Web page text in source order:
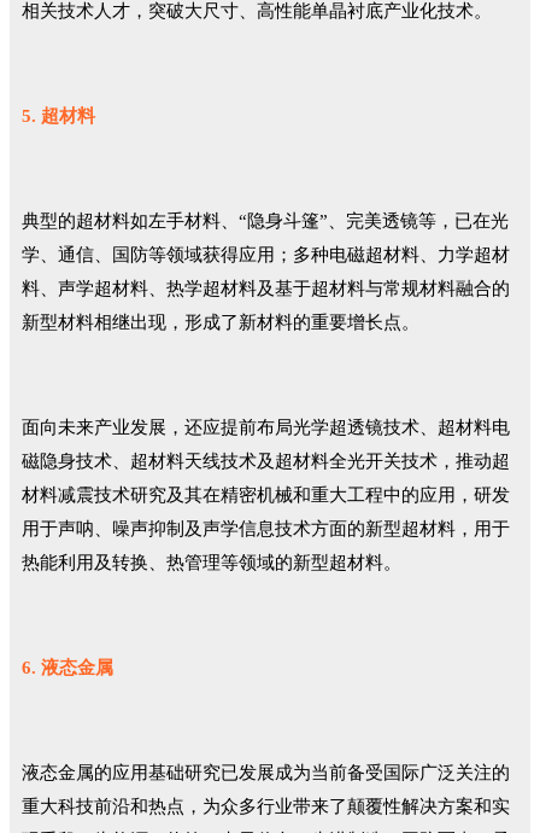
相关技术人才，突破大尺寸、高性能单晶衬底产业化技术。
5. 超材料
典型的超材料如左手材料、“隐身斗篷”、完美透镜等，已在光
学、通信、国防等领域获得应用；多种电磁超材料、力学超材
料、声学超材料、热学超材料及基于超材料与常规材料融合的
新型材料相继出现，形成了新材料的重要增长点。
面向未来产业发展，还应提前布局光学超透镜技术、超材料电
磁隐身技术、超材料天线技术及超材料全光开关技术，推动超
材料减震技术研究及其在精密机械和重大工程中的应用，研发
用于声呐、噪声抑制及声学信息技术方面的新型超材料，用于
热能利用及转换、热管理等领域的新型超材料。
6. 液态金属
液态金属的应用基础研究已发展成为当前备受国际广泛关注的
重大科技前沿和热点，为众多行业带来了颠覆性解决方案和实